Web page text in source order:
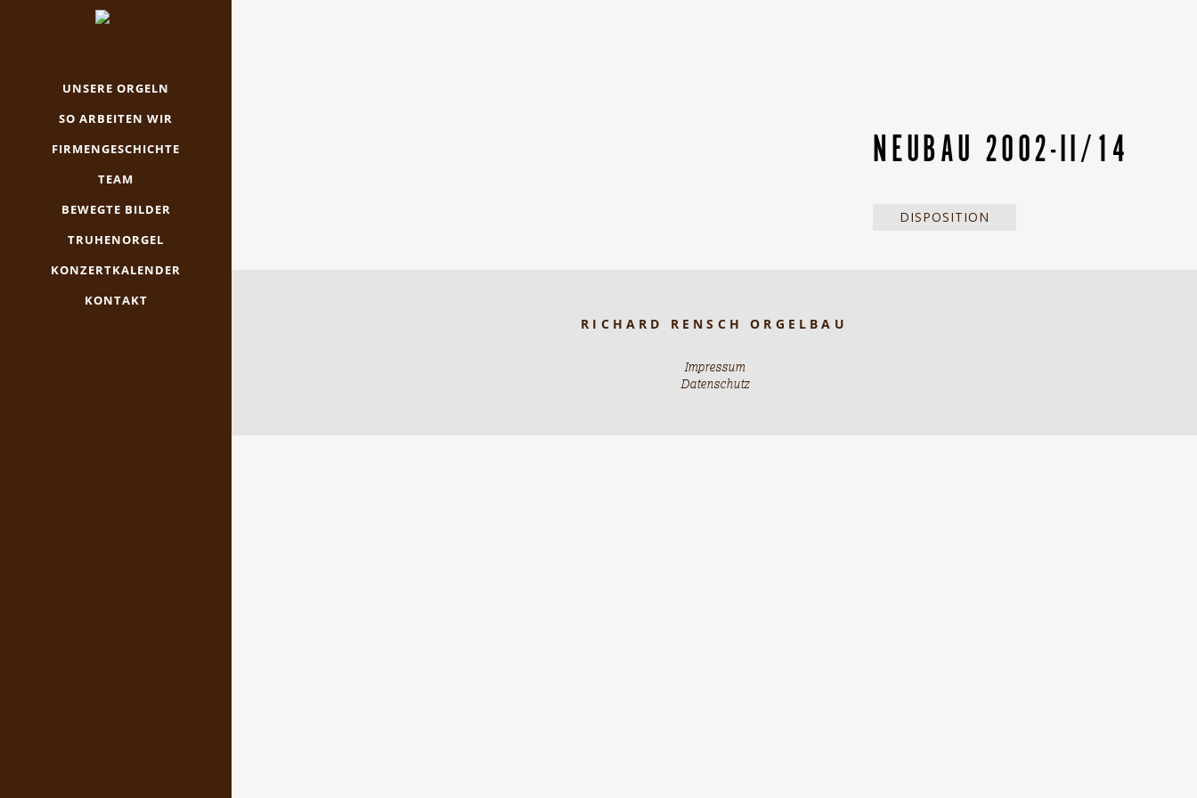
UNSERE ORGELN
SO ARBEITEN WIR
FIRMENGESCHICHTE
TEAM
BEWEGTE BILDER
TRUHENORGEL
KONZERTKALENDER
KONTAKT
NEUBAU 2002-II/14
DISPOSITION
RICHARD RENSCH ORGELBAU
Impressum
Datenschutz